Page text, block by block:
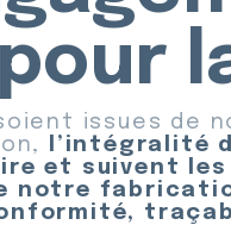
soient issues de
l’intégralité
et suivent
notre